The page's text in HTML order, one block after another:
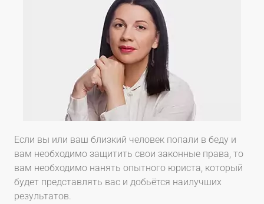
Если вы или ваш близкий человек попали в беду и
вам необходимо защитить свои законные права, то
вам необходимо нанять опытного юриста, который
будет представлять вас и добьётся наилучших
результатов.